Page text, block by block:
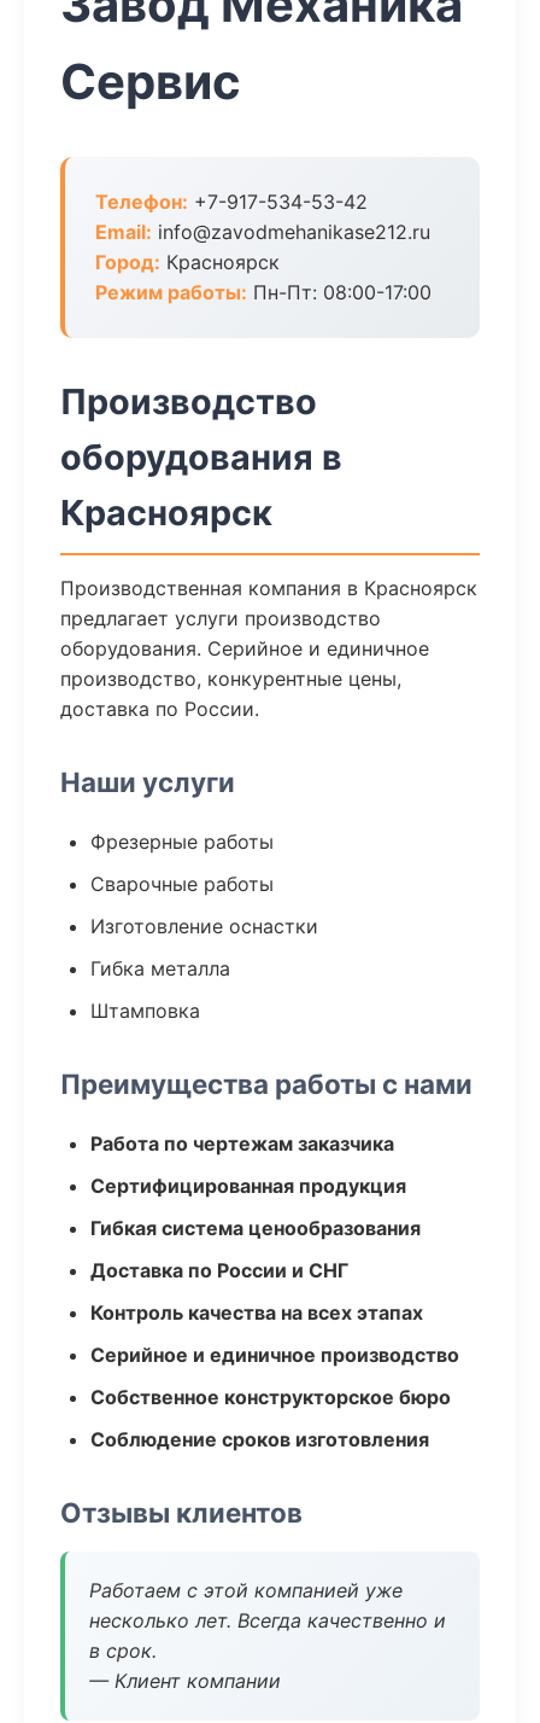
Сервис
Телефон: +7-917-534-53-42
Email: info@zavodmehanikase212.ru
Город: Красноярск
Режим работы: Пн-Пт: 08:00-17:00
Производство
оборудования в
Красноярск
Производственная компания в Красноярск
предлагает услуги производство
оборудования. Серийное и единичное
производство, конкурентные цены,
доставка по России.
Наши услуги
Фрезерные работы
Сварочные работы
Изготовление оснастки
Гибка металла
Штамповка
Преимущества работы с нами
Работа по чертежам заказчика
Сертифицированная продукция
Гибкая система ценообразования
Доставка по России и СНГ
Контроль качества на всех этапах
Серийное и единичное производство
Собственное конструкторское бюро
Соблюдение сроков изготовления
Отзывы клиентов
Работаем с этой компанией уже
несколько лет. Всегда качественно и
в срок.
— Клиент компании